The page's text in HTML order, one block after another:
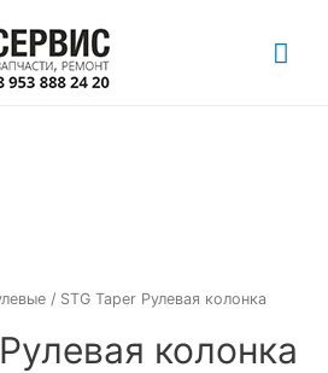
/ STG Taper Рулевая колонка
колонка